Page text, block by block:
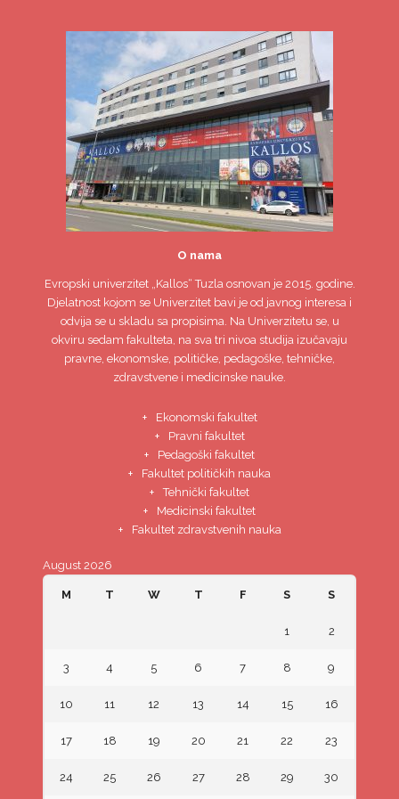
O nama
Evropski univerzitet„Kallos“ Tuzla osnovan je 2015. godine.
Djelatnost kojom se Univerzitet bavi je od javnog interesa i
odvija se u skladu sa propisima. Na Univerzitetu se, u
okviru sedam fakulteta, na sva tri nivoa studija izučavaju
pravne, ekonomske, političke, pedagoške, tehničke,
zdravstvene i medicinske nauke.
Ekonomski fakultet
Pravni fakultet
Pedagoški fakultet
Fakultet političkih nauka
Tehnički fakultet
Medicinski fakultet
Fakultet zdravstvenih nauka
August 2026
M T W T F S S
1 2
3 4 5 6 7 8 9
10 11 12 13 14 15 16
17 18 19 20 21 22 23
24 25 26 27 28 29 30